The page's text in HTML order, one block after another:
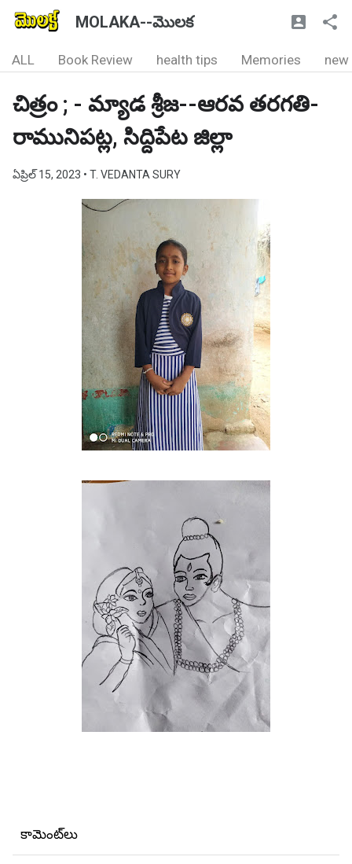
MOLAKA--మొలక
ALL Book Review health tips Memories new
చిత్రం ; - మ్యాడ శ్రీజ--ఆరవ తరగతి-
రామునిపట్ల, సిద్దిపేట జిల్లా
ఏప్రిల్ 15, 2023 • T. VEDANTA SURY
కామెంట్‌లు